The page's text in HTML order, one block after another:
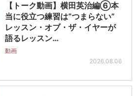
【トーク動画】横田英治編⑥本
当に役立つ練習は“つまらない”
レッスン・オブ・ザ・イヤーが
語るレッスン…
動画
2026.08.06